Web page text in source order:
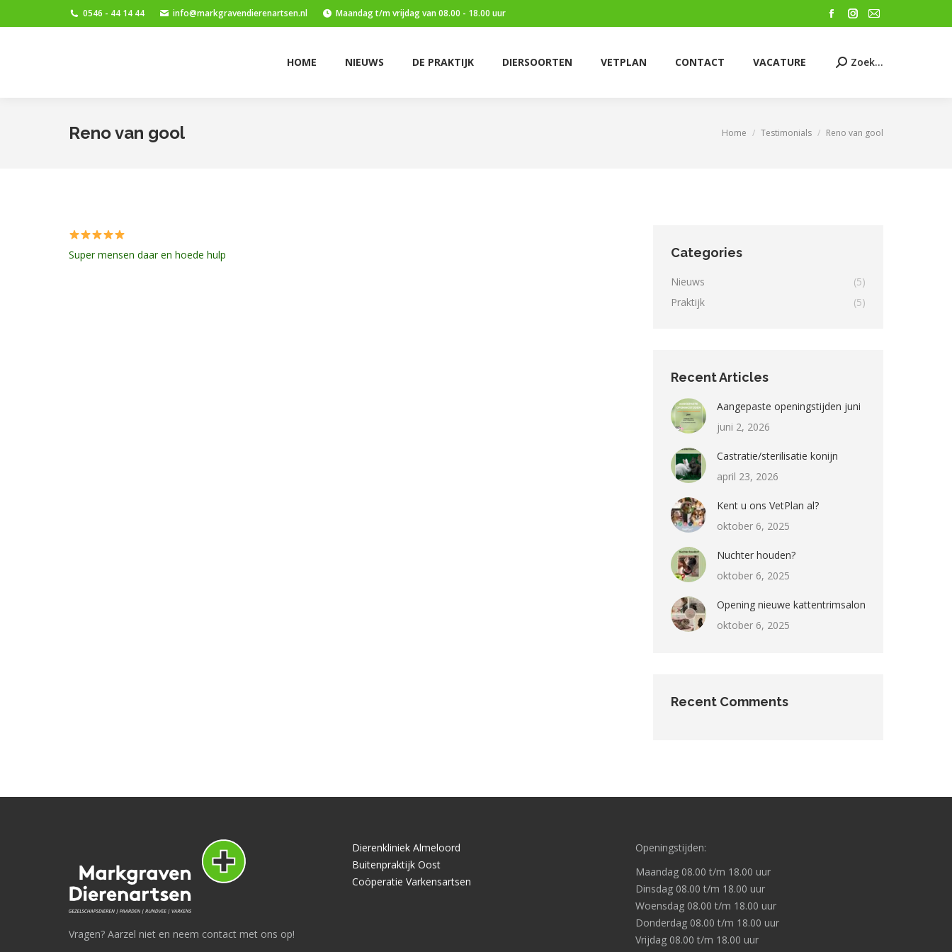
0546 - 44 14 44 info@markgravendierenartsen.nl Maandag t/m vrijdag van 08.00 - 18.00 uur
Facebook
opens
Instagram
opens
Mail
opens
HOME NIEUWS DE PRAKTIJK DIERSOORTEN VETPLAN CONTACT VACATURE Zoeken:
Zoek...
Reno van gool Je bent hier:
Home Testimonials Reno van gool
Super mensen daar en hoede hulp Categories
Nieuws
(5)
Praktijk
(5)
Recent Articles
Aangepaste openingstijden juni
juni 2, 2026
Castratie/sterilisatie konijn
april 23, 2026
Kent u ons VetPlan al?
oktober 6, 2025
Nuchter houden?
oktober 6, 2025
Opening nieuwe kattentrimsalon
oktober 6, 2025
Recent Comments
Vragen? Aarzel niet en neem contact met ons op!
Dierenkliniek Almeloord
Buitenpraktijk Oost
Coöperatie Varkensartsen
Openingstijden:
Maandag 08.00 t/m 18.00 uur
Dinsdag 08.00 t/m 18.00 uur
Woensdag 08.00 t/m 18.00 uur
Donderdag 08.00 t/m 18.00 uur
Vrijdag 08.00 t/m 18.00 uur
HOME NIEUWS DE PRAKTIJK DIERSOORTEN VETPLAN Zoeken: